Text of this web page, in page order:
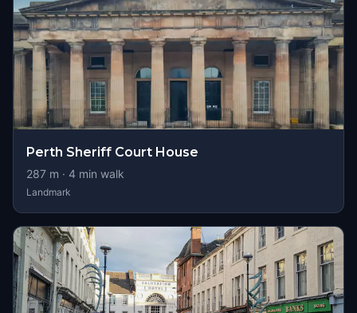
Perth Sheriff Court House
287 m · 4 min walk
Landmark